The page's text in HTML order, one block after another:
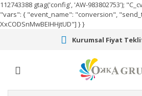
112743388 gtag('config', 'AW-983802753');
"vars": { "event_name": "conversion",
XxCODSnMwBEIHHjtUD"] } }
Kurumsal Fiyat